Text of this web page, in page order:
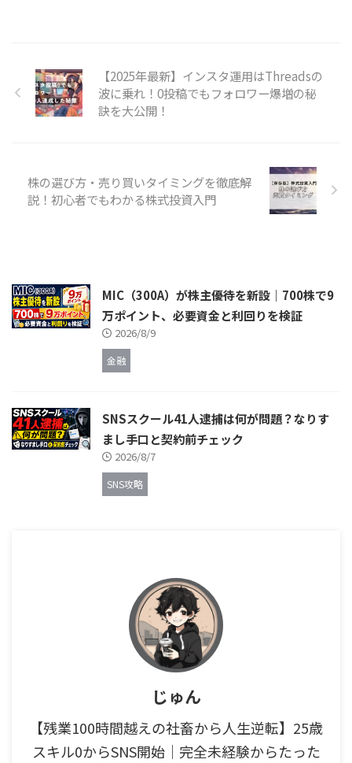
【2025年最新】インスタ運用はThreadsの
波に乗れ！0投稿でもフォロワー爆増の秘
訣を大公開！
株の選び方・売り買いタイミングを徹底解
説！初心者でもわかる株式投資入門
MIC（300A）が株主優待を新設｜700株で9
万ポイント、必要資金と利回りを検証
2026/8/9
金融
SNSスクール41人逮捕は何が問題？なりす
まし手口と契約前チェック
2026/8/7
SNS攻略
じゅん
【残業100時間越えの社畜から人生逆転】25歳
スキル0からSNS開始｜完全未経験からたった